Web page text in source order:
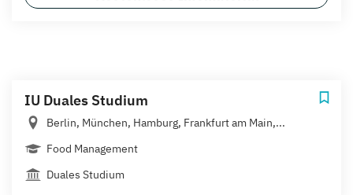
IU Duales Studium
Berlin, München, Hamburg, Frankfurt am Main,...
Food Management
Duales Studium